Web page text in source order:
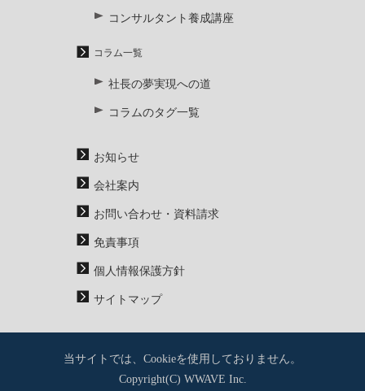
コンサルタント養成講座
コラム一覧
社長の夢実現への道
コラムのタグ一覧
お知らせ
会社案内
お問い合わせ・資料請求
免責事項
個人情報保護方針
サイトマップ
当サイトでは、Cookieを使用しておりません。
Copyright(C) WWAVE Inc.